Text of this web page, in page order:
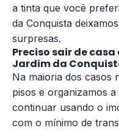
a tinta que você
da Conquista
surpresas.
Preciso sair de
Jardim da
Na maioria dos casos
pisos e organizamos
continuar usando o
com o mínimo de